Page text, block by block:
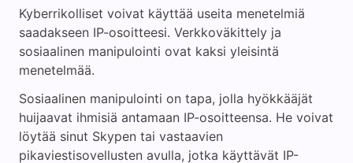
Kyberrikolliset voivat käyttää useita menetelmiä
saadakseen IP-osoitteesi. Verkkoväkittely ja
sosiaalinen manipulointi ovat kaksi yleisintä
menetelmää.
Sosiaalinen manipulointi on tapa, jolla hyökkääjät
huijaavat ihmisiä antamaan IP-osoitteensa. He voivat
löytää sinut Skypen tai vastaavien
pikaviestisovellusten avulla, jotka käyttävät IP-